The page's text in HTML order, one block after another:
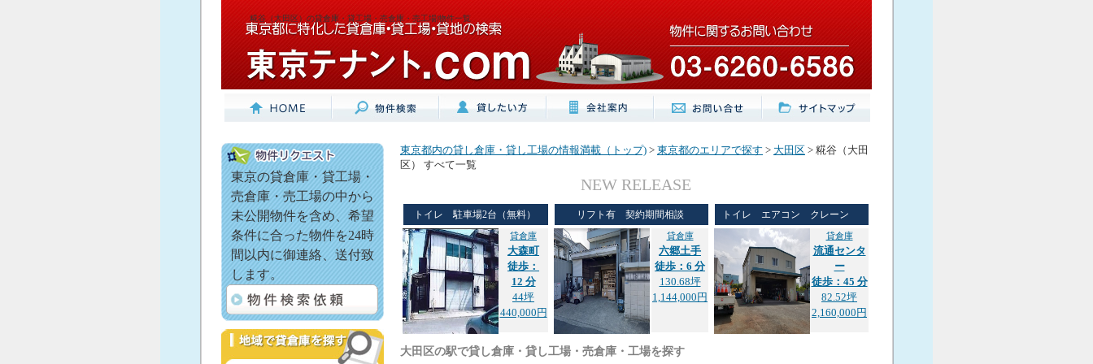
糀谷（大田区）の貸倉庫・貸工場・売倉庫・売工場|物件一覧
東京の貸倉庫・貸工場・
売倉庫・売工場の中から
未公開物件を含め、希望
条件に合った物件を24時
間以内に御連絡、送付致
します。
東京都内の貸し倉庫・貸し工場の情報満載（トップ) > 東京都のエリアで探す > 大田区 > 糀谷（大田
区） すべて一覧
NEW RELEASE
トイレ 駐車場2台（無料）
貸倉庫
大森町
徒歩：
12 分
44坪
440,000円
リフト有 契約期間相談
貸倉庫
六郷土手
徒歩：6 分
130.68坪
1,144,000円
トイレ エアコン クレーン
貸倉庫
流通センタ
ー
徒歩：45 分
82.52坪
2,160,000円
大田区の駅で貸し倉庫・貸し工場・売倉庫・工場を探す